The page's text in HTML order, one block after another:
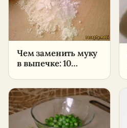
Чем заменить муку
в выпечке: 10